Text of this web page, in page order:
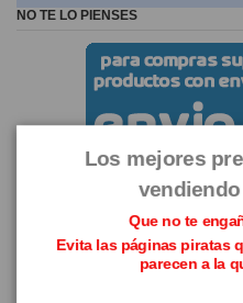
NO TE LO PIENSES
Los mejores
vendiendo
Que no te
Evita las páginas piratas
parecen a la